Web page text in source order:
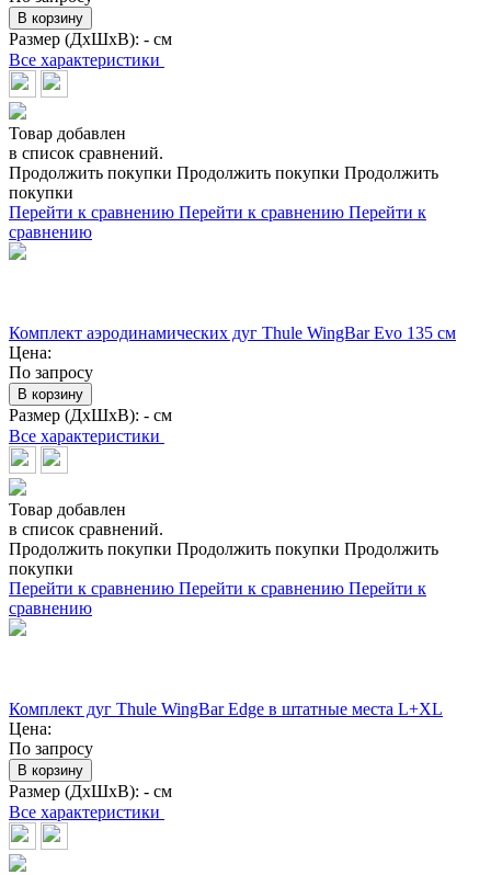
В корзину
Размер (ДхШхВ): - см
Все характеристики
Товар добавлен
в список сравнений.
Продолжить покупки Продолжить покупки Продолжить
покупки
Перейти к сравнению Перейти к сравнению Перейти к
сравнению
Комплект аэродинамических дуг Thule WingBar Evo 135 см
Цена:
По запросу
В корзину
Размер (ДхШхВ): - см
Все характеристики
Товар добавлен
в список сравнений.
Продолжить покупки Продолжить покупки Продолжить
покупки
Перейти к сравнению Перейти к сравнению Перейти к
сравнению
Комплект дуг Thule WingBar Edge в штатные места L+XL
Цена:
По запросу
В корзину
Размер (ДхШхВ): - см
Все характеристики